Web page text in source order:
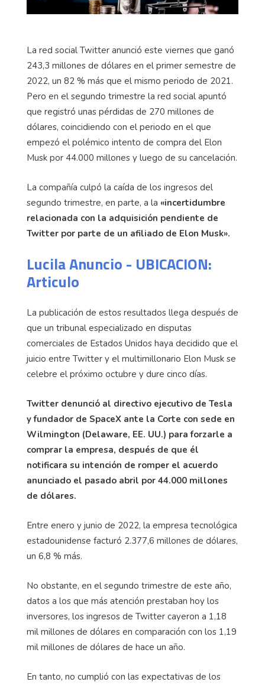
La red social Twitter anunció este viernes que ganó
243,3 millones de dólares en el primer semestre de
2022, un 82 % más que el mismo periodo de 2021.
Pero en el segundo trimestre la red social apuntó
que registró unas pérdidas de 270 millones de
dólares, coincidiendo con el periodo en el que
empezó el polémico intento de compra del Elon
Musk por 44.000 millones y luego de su cancelación.
La compañía culpó la caída de los ingresos del
segundo trimestre, en parte, a la «incertidumbre
relacionada con la adquisición pendiente de
Twitter por parte de un afiliado de Elon Musk».
Lucila Anuncio - UBICACION:
Articulo
La publicación de estos resultados llega después de
que un tribunal especializado en disputas
comerciales de Estados Unidos haya decidido que el
juicio entre Twitter y el multimillonario Elon Musk se
celebre el próximo octubre y dure cinco días.
Twitter denunció al directivo ejecutivo de Tesla
y fundador de SpaceX ante la Corte con sede en
Wilmington (Delaware, EE. UU.) para forzarle a
comprar la empresa, después de que él
notificara su intención de romper el acuerdo
anunciado el pasado abril por 44.000 millones
de dólares.
Entre enero y junio de 2022, la empresa tecnológica
estadounidense facturó 2.377,6 millones de dólares,
un 6,8 % más.
No obstante, en el segundo trimestre de este año,
datos a los que más atención prestaban hoy los
inversores, los ingresos de Twitter cayeron a 1,18
mil millones de dólares en comparación con los 1,19
mil millones de dólares de hace un año.
En tanto, no cumplió con las expectativas de los